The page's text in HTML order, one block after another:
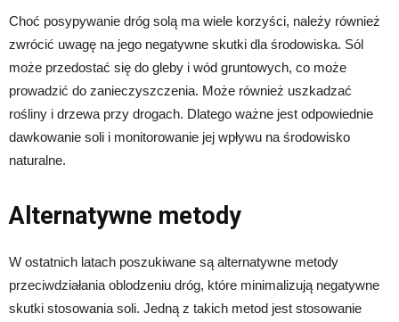
Choć posypywanie dróg solą ma wiele korzyści, należy również
zwrócić uwagę na jego negatywne skutki dla środowiska. Sól
może przedostać się do gleby i wód gruntowych, co może
prowadzić do zanieczyszczenia. Może również uszkadzać
rośliny i drzewa przy drogach. Dlatego ważne jest odpowiednie
dawkowanie soli i monitorowanie jej wpływu na środowisko
naturalne.
Alternatywne metody
W ostatnich latach poszukiwane są alternatywne metody
przeciwdziałania oblodzeniu dróg, które minimalizują negatywne
skutki stosowania soli. Jedną z takich metod jest stosowanie